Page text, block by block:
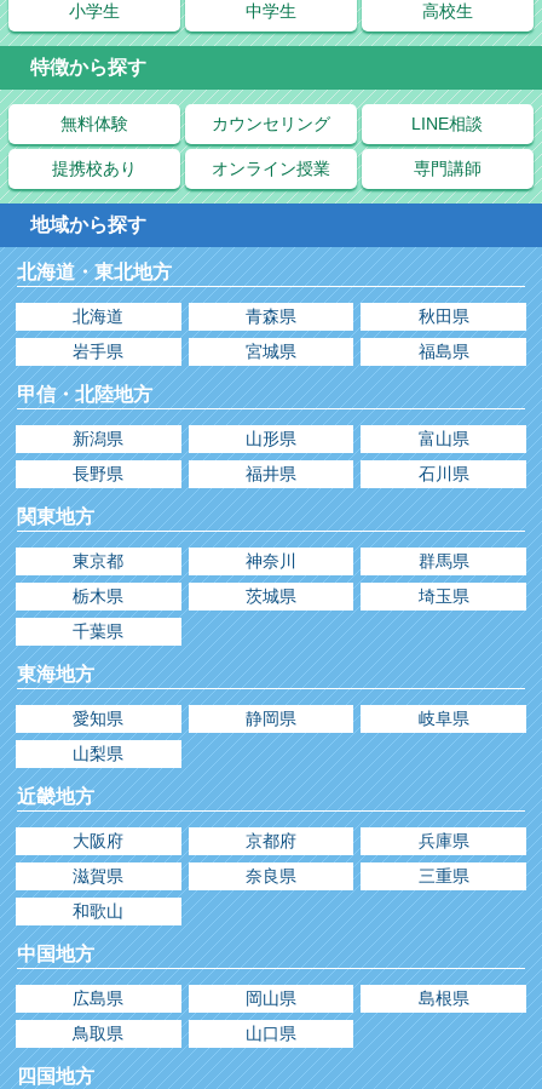
小学生 中学生 高校生
特徴から探す
無料体験 カウンセリング LINE相談
提携校あり オンライン授業 専門講師
地域から探す
北海道・東北地方
北海道 青森県
秋田県
岩手県
宮城県 福島県
甲信・北陸地方
新潟県 山形県
富山県
長野県
福井県 石川県
関東地方
東京都 神奈川
群馬県
栃木県
茨城県
埼玉県
千葉県
東海地方
愛知県 静岡県
岐阜県
山梨県
近畿地方
大阪府 京都府
兵庫県
滋賀県
奈良県
三重県
和歌山
中国地方
広島県 岡山県
島根県
鳥取県
山口県
四国地方